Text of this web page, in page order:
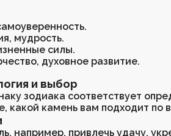
камень)
мудрость.
силы.
духовное развитие.
и выбор
зодиака соответствует
какой камень вам подходит по
например, привлечь удачу,